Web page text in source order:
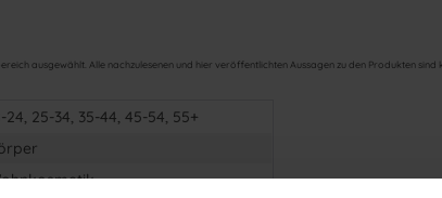
ausgewählt. Alle nachzulesenen und hier veröffentlichten Aussagen zu den Produkten
24, 25-34, 35-44, 45-54, 55+